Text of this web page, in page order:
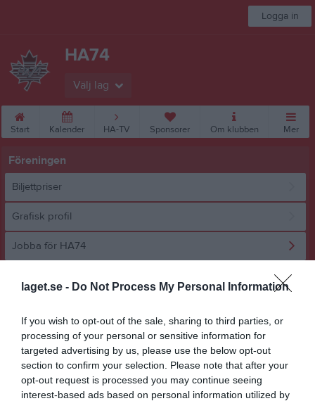
laget.se - Do Not Process My Personal Information
If you wish to opt-out of the sale, sharing to third parties, or
processing of your personal or sensitive information for
targeted advertising by us, please use the below opt-out
section to confirm your selection. Please note that after your
opt-out request is processed you may continue seeing
interest-based ads based on personal information utilized by
Logga in
HA74
Välj lag
Start Kalender HA-TV Sponsorer Om klubben Mer
Föreningen
Biljettpriser
Grafisk profil
Jobba för HA74
Jobba för HA74
För att kunna fortsätta växa som förening behöver vi nu bli fler
inom HA74’s organisation.
Följ med på vår resa!
Du behövs!